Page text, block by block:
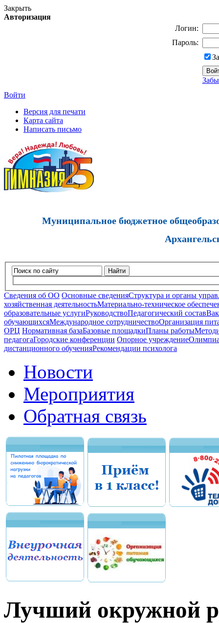
Закрыть
Авторизация
Логин:
Пароль:
Войти
Версия для печати
Карта сайта
Написать письмо
Муниципальное бюджетное
Найти
Сведения об ОО Основные сведенияСтруктура и органы
хозяйственная деятельностьМатериально-техническое
образовательные услугиРуководствоПедагогический состав
обучающихсяМеждународное сотрудничествоОрганизация
ОРЦ Нормативная базаБазовые площадкиПланы работы
педагогаГородские конференции Опорное учреждение
дистанционного обученияРекомендации психолога
Новости
Мероприятия
Обратная связь
Лучший окружной